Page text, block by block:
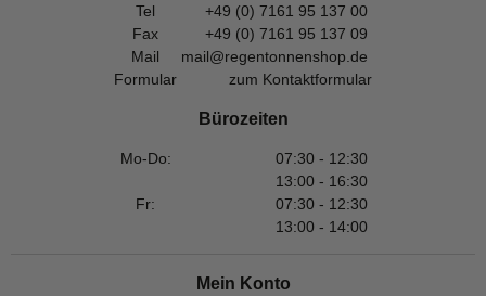
Tel
+49 (0) 7161 95 137 00
Fax
+49 (0) 7161 95 137 09
Mail
mail@regentonnenshop.de
Formular
zum Kontaktformular
Bürozeiten
Mo-Do:
07:30 - 12:30
13:00 - 16:30
Fr:
07:30 - 12:30
13:00 - 14:00
Mein Konto